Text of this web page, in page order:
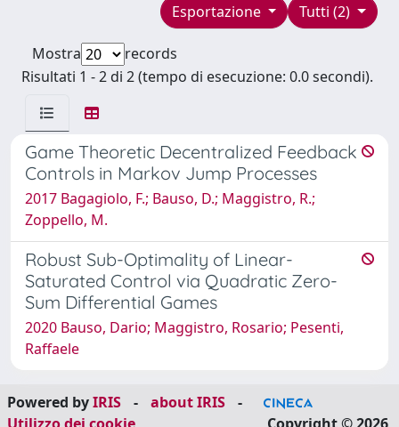
Tutti (2)
Esportazione
Mostra
records
Risultati 1 - 2 di 2 (tempo di esecuzione: 0.0 secondi).
Game Theoretic Decentralized Feedback
Controls in Markov Jump Processes
2017 Bagagiolo, F.; Bauso, D.; Maggistro, R.;
Zoppello, M.
Robust Sub-Optimality of Linear-
Saturated Control via Quadratic Zero-
Sum Differential Games
2020 Bauso, Dario; Maggistro, Rosario; Pesenti,
Raffaele
Powered byIRIS - about IRIS
-